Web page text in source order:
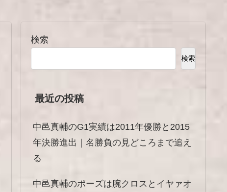
検索
検索
最近の投稿
中邑真輔のG1実績は2011年優勝と2015
年決勝進出｜名勝負の見どころまで追え
る
中邑真輔のポーズは腕クロスとイヤァオ